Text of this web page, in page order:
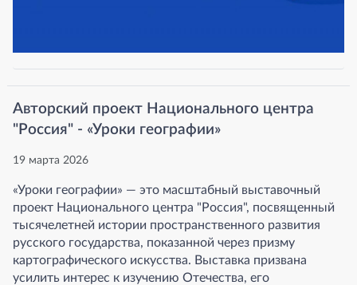
Авторский проект Национального центра
"Россия" - «Уроки географии»
19 марта 2026
«Уроки географии» — это масштабный выставочный
проект Национального центра "Россия", посвященный
тысячелетней истории пространственного развития
русского государства, показанной через призму
картографического искусства. Выставка призвана
усилить интерес к изучению Отечества, его